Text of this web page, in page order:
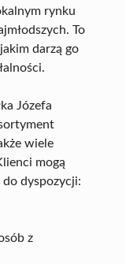
rynku
To
darzą go
Józefa
wiele
mogą
do dyspozycji:
z